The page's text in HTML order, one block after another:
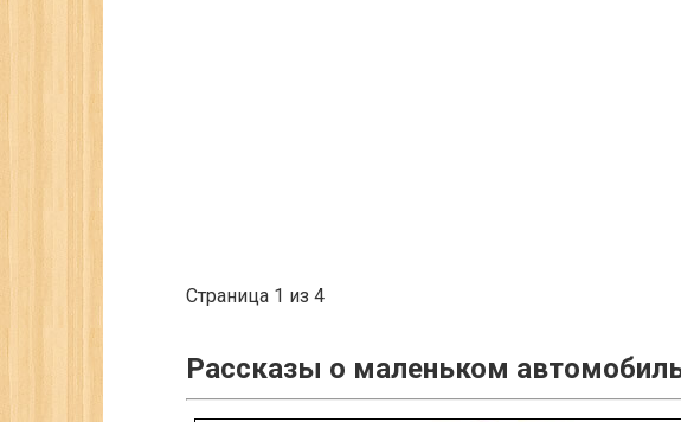
Страница 1 из 4
Рассказы о маленьком